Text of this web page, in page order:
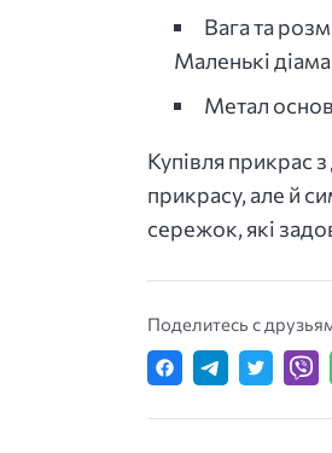
Вага та
Маленькі
Метал
Купівля прикрас
прикрасу, але й
сережок, які
Поделитесь с